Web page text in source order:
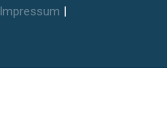
Impressum |